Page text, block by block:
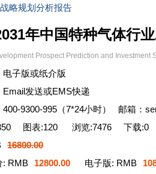
略规划分析报告
年中国特种气体行
Prospect Prediction and
电子版或纸介版
Email发送或EMS快递
400-9300-995（7*24小时） 邮箱：
图表:120 浏览:7476
下载:0
16800.00
: RMB
12800.00 电子版: RMB